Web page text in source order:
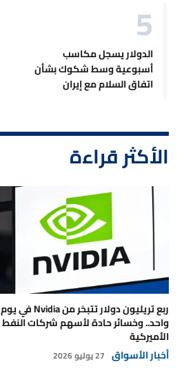
الدولار يسجل مكاسب
أسبوعية وسط شكوك بشأن
اتفاق السلام مع إيران
الأكثر قراءة
ربع تريليون دولار تتبخر من Nvidia في يوم
واحد.. وخسائر حادة لأسهم شركات النفط
الأميركية
أخبار الأسواق 27 يوليو 2026